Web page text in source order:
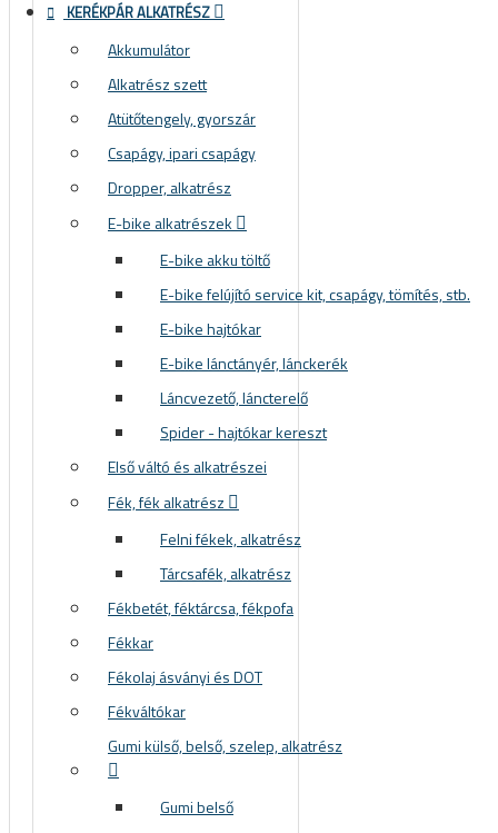
KERÉKPÁR ALKATRÉSZ
Akkumulátor
Alkatrész szett
Atütőtengely, gyorszár
Csapágy, ipari csapágy
Dropper, alkatrész
E-bike alkatrészek
E-bike akku töltő
E-bike felújító service kit, csapágy, tömítés, stb.
E-bike hajtókar
E-bike lánctányér, lánckerék
Láncvezető, láncterelő
Spider - hajtókar kereszt
Első váltó és alkatrészei
Fék, fék alkatrész
Felni fékek, alkatrész
Tárcsafék, alkatrész
Fékbetét, féktárcsa, fékpofa
Fékkar
Fékolaj ásványi és DOT
Fékváltókar
Gumi külső, belső, szelep, alkatrész
Gumi belső